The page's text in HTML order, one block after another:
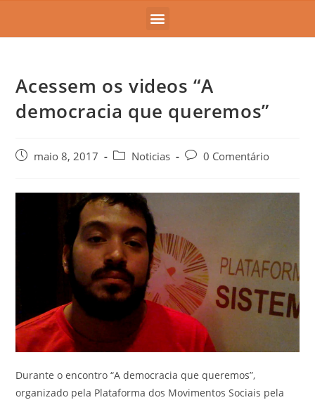
Acessem os videos “A
democracia que queremos”
maio 8, 2017 Noticias 0 Comentário
Durante o encontro “A democracia que queremos”,
organizado pela Plataforma dos Movimentos Sociais pela